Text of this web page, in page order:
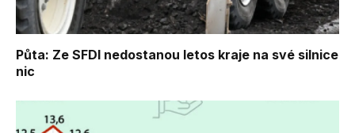
Půta: Ze SFDI nedostanou letos kraje na své silnice
nic